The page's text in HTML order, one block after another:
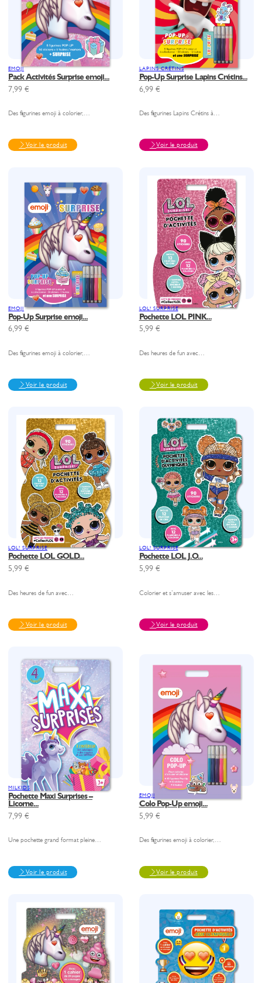
EMOJI
Pack Activités Surprise emoji...
7,99€
Des figurines emoji à colorier,…
Voir le produit
LAPINS CRÉTINS
Pop-Up Surprise Lapins Crétins...
6,99 €
Des figurines Lapins Crétins à…
Voir le produit
EMOJI
Pop-Up Surprise emoji...
6,99€
Des figurines emoji à colorier,…
Voir le produit
LOL! SURPRISE
Pochette LOL PINK...
5,99 €
Des heures de fun avec…
Voir le produit
LOL! SURPRISE
Pochette LOL GOLD...
5,99€
Des heures de fun avec…
Voir le produit
LOL! SURPRISE
Pochette LOL J.O...
5,99 €
Colorier et s’amuser avec les…
Voir le produit
MILKIDS
Pochette Maxi Surprises –
Licorne...
7,99€
Une pochette grand format pleine…
Voir le produit
EMOJI
Colo Pop-Up emoji...
5,99 €
Des figurines emoji à colorier,…
Voir le produit